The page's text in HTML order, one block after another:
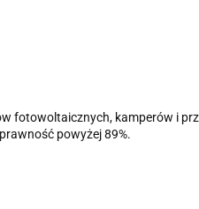
fotowoltaicznych, kamperów i
powyżej 89%.